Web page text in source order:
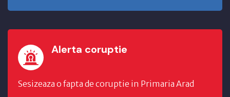
Alerta coruptie
Sesizeaza o fapta de coruptie in Primaria Arad